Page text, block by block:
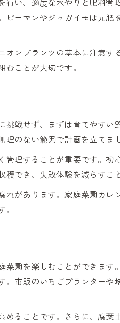
家庭菜園カレンダーの活用
庭菜園に役立つ管理のコツ
プランター栽培の基本と始め方
すすめな家庭菜園野菜と選び
スでも家庭菜園を楽しむコツ
失敗しないプランター活用術
庭菜園野菜選び入門
コスパ最強野菜を選ぶポイ
家庭菜園野菜の選定基準とは
の家庭菜園におすすめ野菜
収穫量を増やす育て方のコツ
い、適度な水やりと肥料管
ーマンやジャガイモは元肥
ンプランツの基本に注意
ことが大切です。
戦せず、まずは育てやす
のない範囲で計画を立てま
理することが重要です。
でき、失敗体験を減らすこ
があります。家庭菜園カ
園を楽しむことができま
市販のいちごプランターや
ることです。さらに、腐